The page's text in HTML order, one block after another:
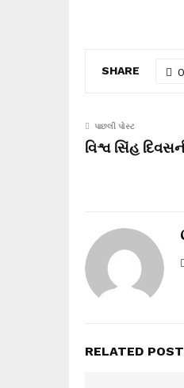
SHARE 0
પાછલી પોસ્ટ
વિશ્વ સિંહ
RELATED